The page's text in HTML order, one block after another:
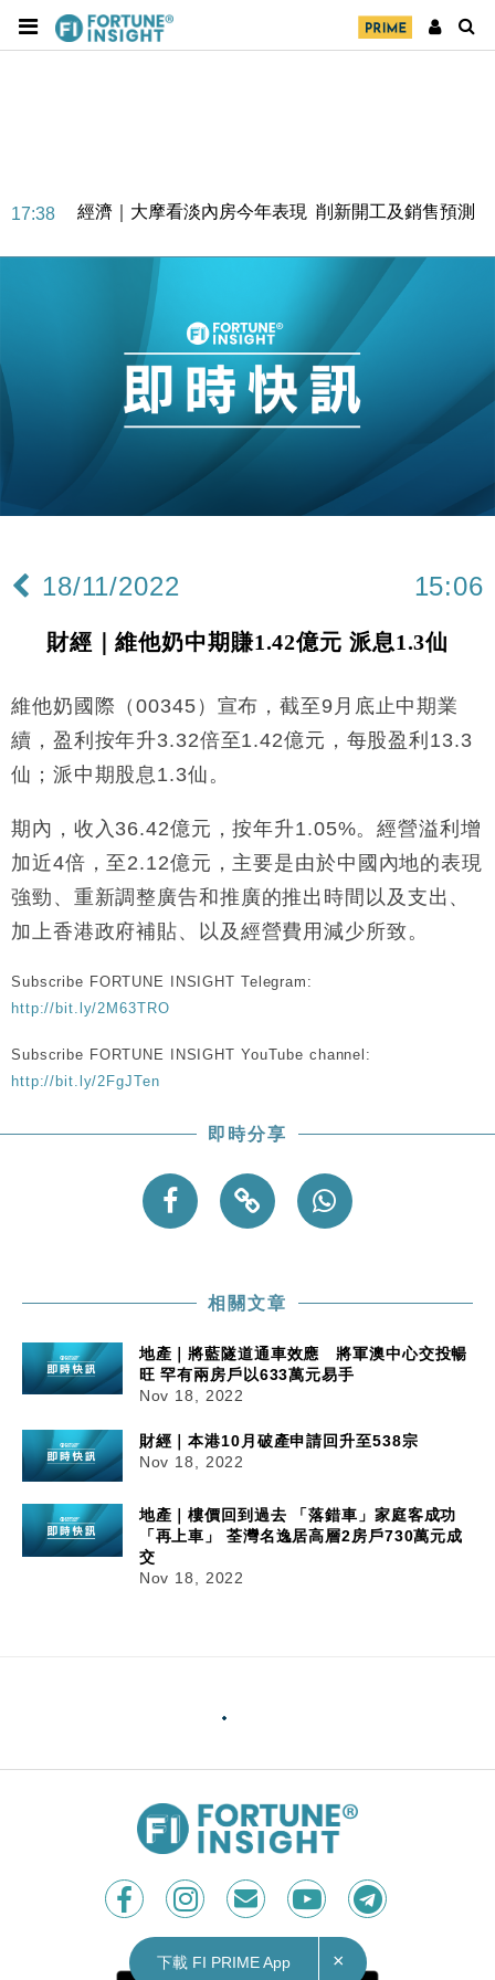
17:38 經濟｜大摩看淡內房今年表現 削新開工及銷售預測
科技｜iPhone 18 Pro成本或升4成 蘋果或犧牲毛利穩
定新機售價
本地｜香港迪拜下月10日合辦氣候金融會議
財經｜大摩削老鋪黃金目標價至505元 惟維持「增
持」評級
13:49
本地｜華嫂冰室太子店涉提供失實資料 遭禁申請輸入
中國｜強颱風「白海豚」殘渦北上 上海取消逾900班
17:33
財經｜滙豐上調香港今年GDP預測至4.5% 看好貿易
16:47
本地｜假冒內地執法人員要求交「保證金」 43歲女子
16:05
財經｜日經失守6.5萬點後回穩 全周仍升近2%
17:38 經濟｜大摩看淡內房今年表現 削新開工及銷售預測
16:55
科技｜iPhone 18 Pro成本或升4成 蘋果或犧牲毛利穩
定新機售價
15:38
本地｜香港迪拜下月10日合辦氣候金融會議
14:49
財經｜大摩削老鋪黃金目標價至505元 惟維持「增
13:49
本地｜華嫂冰室太子店涉提供失實資料 遭禁申請輸入
勞工一年
機
財經｜華僑銀行上半年淨利創新高 中期息增15%至
及消費表現
本地｜假冒內地執法人員要求交「保證金」 43歲女子
損失近6900萬元
18/11/2022 15:06
財經｜維他奶中期賺1.42億元 派息1.3仙
維他奶國際（00345）宣布，截至9月底止中期業
續，盈利按年升3.32倍至1.42億元，每股盈利13.3
仙；派中期股息1.3仙。
期內，收入36.42億元，按年升1.05%。經營溢利增
加近4倍，至2.12億元，主要是由於中國內地的表現
強勁、重新調整廣告和推廣的推出時間以及支出、
加上香港政府補貼、以及經營費用減少所致。
Subscribe FORTUNE INSIGHT Telegram:
http://bit.ly/2M63TRO
Subscribe FORTUNE INSIGHT YouTube channel:
http://bit.ly/2FgJTen
即時分享
相關文章
地產｜將藍隧道通車效應 將軍澳中心交投暢
旺 罕有兩房戶以633萬元易手
Nov 18, 2022
財經｜本港10月破產申請回升至538宗
Nov 18, 2022
地產｜樓價回到過去 「落錯車」家庭客成功
「再上車」 荃灣名逸居高層2房戶730萬元成
交
Nov 18, 2022
地產｜將藍隧道通車效應 將軍澳中心交投暢旺
罕有兩房戶以633萬元易手
將軍澳中心7座低層F室，實用面積406呎，屬於2房
間隔。而單位座向西南，外望開揚公園景，座向及
景觀屬於屋苑罕有放盤，近日獲用家以633萬元承
下載 FI PRIME App ×